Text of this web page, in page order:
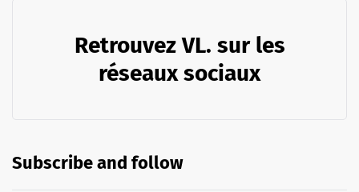
Retrouvez VL. sur les
réseaux sociaux
Subscribe and follow